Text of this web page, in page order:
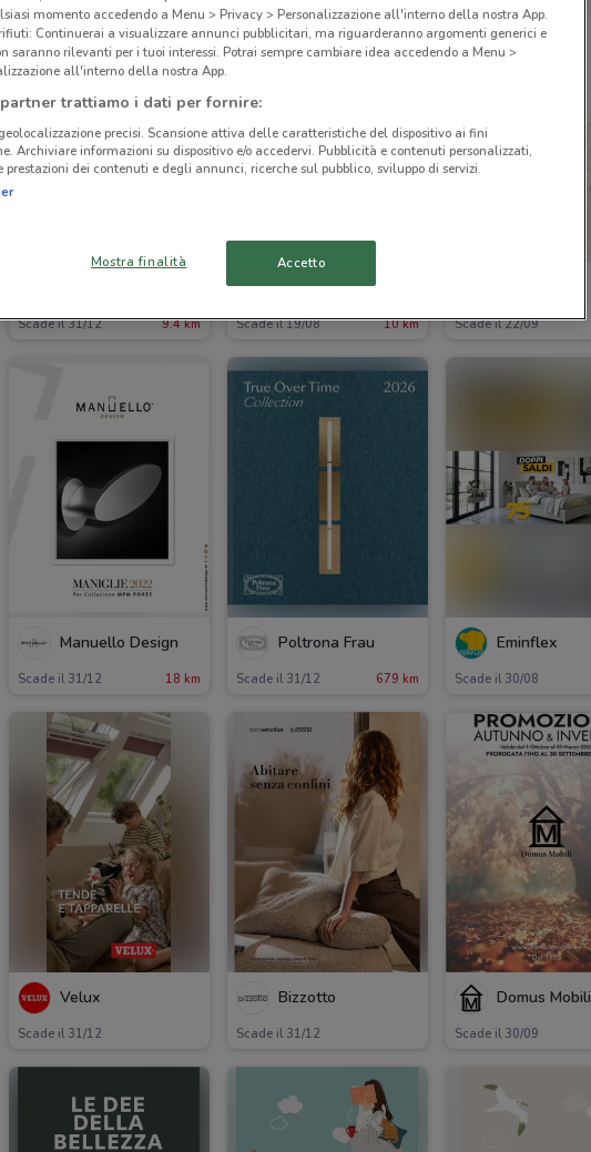
Scade il 31/12 9.4 km
Permaflex
Scade il 19/08 10 km Scade il 22/09
Manuello Design
Scade il 31/12 18 km
Poltrona Frau
Scade il 31/12 679 km
Eminflex
Scade il 30/08
Velux
Scade il 31/12
Bizzotto
Scade il 31/12
Domus Mobili
Scade il 30/09
momento accedendo a Menu > Privacy > Personalizzazione all'interno della nostra App.
rifiuti: Continuerai a visualizzare annunci pubblicitari, ma riguarderanno argomenti generici e
saranno rilevanti per i tuoi interessi. Potrai sempre cambiare idea accedendo a Menu >
all'interno della nostra App.
trattiamo i dati per fornire:
precisi. Scansione attiva delle caratteristiche del dispositivo ai fini
Archiviare informazioni su dispositivo e/o accedervi. Pubblicità e contenuti personalizzati,
dei contenuti e degli annunci, ricerche sul pubblico, sviluppo di servizi.
Mostra finalità Accetto